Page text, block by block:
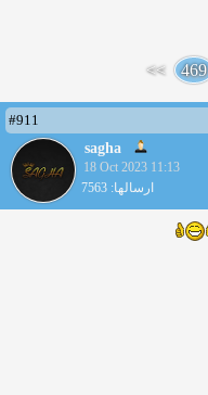
469
>>
#911
sagha
18 Oct 2023 11:13
ارسالها: 7563